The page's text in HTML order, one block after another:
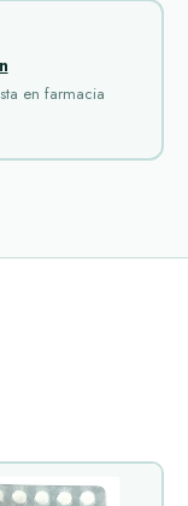
en farmacia